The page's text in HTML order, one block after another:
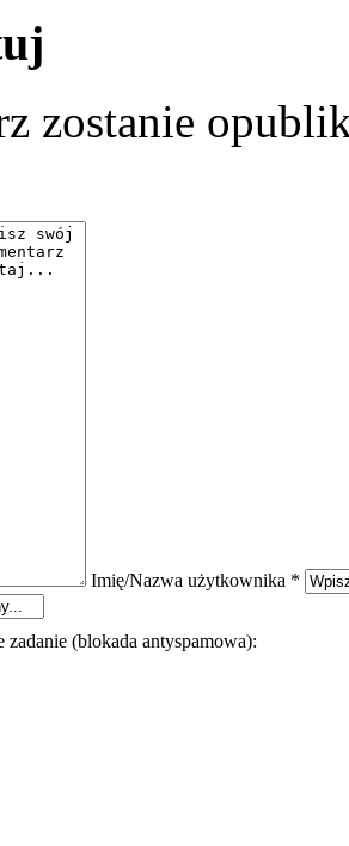
zostanie
Imię/Nazwa użytkownika *
zadanie (blokada antyspamowa):